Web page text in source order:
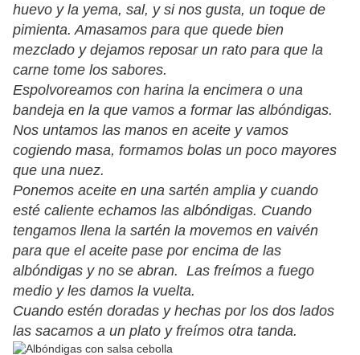
huevo y la yema, sal, y si nos gusta, un toque de
pimienta. Amasamos para que quede bien
mezclado y dejamos reposar un rato para que la
carne tome los sabores.
Espolvoreamos con harina la encimera o una
bandeja en la que vamos a formar las albóndigas.
Nos untamos las manos en aceite y vamos
cogiendo masa, formamos bolas un poco mayores
que una nuez.
Ponemos aceite en una sartén amplia y cuando
esté caliente echamos las albóndigas. Cuando
tengamos llena la sartén la movemos en vaivén
para que el aceite pase por encima de las
albóndigas y no se abran. Las freímos a fuego
medio y les damos la vuelta.
Cuando estén doradas y hechas por los dos lados
las sacamos a un plato y freímos otra tanda.